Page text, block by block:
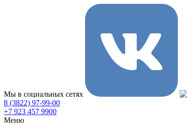
Мы в социальных сетях
8 (3822) 97-99-00
+7 923 457 9900
Меню